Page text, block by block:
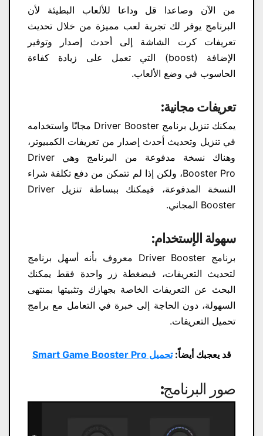
من الآن وصاعدا قل وداعا للألعاب البطيئة لأن
البرنامج يوفر لك تجربة لعب مميزة من خلال تحديث
تعريفات كرت الشاشة إلى أحدث إصدار وتوفير
الإضافة (boost) التي تعمل على زيادة كفاءة
الحاسوب في وضع الألعاب.
تعريفات مجانية:
يمكنك تنزيل برنامج Driver Booster مجانًا واستخدامه
في تنزيل وتحديث أحدث إصدار من تعريفات الكمبيوتر،
وهناك نسخة مدفوعة من البرنامج وهي Driver
Booster Pro، ولكن إذا لم تتمكن من دفع تكلفة شراء
النسخة المدفوعة، فيمكنك ببساطة تنزيل Driver
Booster المجاني.
سهولة الإستخدام:
برنامج Driver Booster معروف بأنه أسهل برنامج
لتحديث التعريفات، فبضغطة زر واحدة فقط يمكنك
البحث عن التعريفات الخاصة بجهازك وتثبيتها بمنتهى
السهولة، دون الحاجة إلى خبرة في التعامل مع برامج
تحميل التعريفات.
قد يعجبك أيضاً:تحميل Smart Game Booster Pro
صور البرنامج: